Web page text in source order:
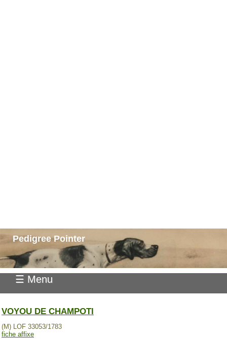
Pedigree Pointer
☰ Menu
VOYOU DE CHAMPOTI
(M) LOF 33053/1783
fiche affixe